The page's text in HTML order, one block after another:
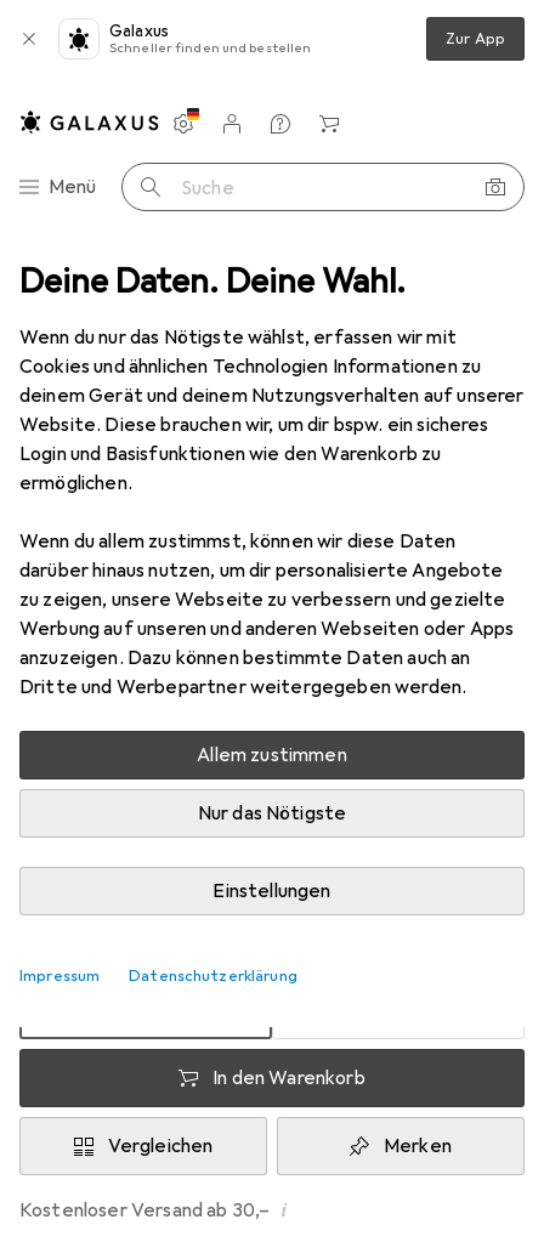
Deine Daten. Deine Wahl.
Wenn du nur das Nötigste wählst, erfassen wir mit
Cookies und ähnlichen Technologien Informationen zu
deinem Gerät und deinem Nutzungsverhalten auf unserer
Website. Diese brauchen wir, um dir bspw. ein sicheres
Login und Basisfunktionen wie den Warenkorb zu
ermöglichen.
Wenn du allem zustimmst, können wir diese Daten
darüber hinaus nutzen, um dir personalisierte Angebote
zu zeigen, unsere Webseite zu verbessern und gezielte
Werbung auf unseren und anderen Webseiten oder Apps
anzuzeigen. Dazu können bestimmte Daten auch an
Dritte und Werbepartner weitergegeben werden.
Allem zustimmen
Nur das Nötigste
Einstellungen
Impressum Datenschutzerklärung
Galaxus
Schneller finden und bestellen Zur App
Navigation nach Kategorien
Menü Suche
Einstellungen
Kundenkonto
Vergleichslisten
Merklisten
Warenkorb
Schreibwaren Schreibstifte Online Füllhalter College Blue M
5 Bilder
MENGENRABATT
Online Füllhalter College Blue M
Preis in EUR inkl. MwSt.
EUR
15,78
5
Bewertungen
Nur 2 Stück an Lager beim Lieferanten
Benachrichtigen, wenn schneller verfügbar
Lieferort angeben für genaue Lieferzeit
EUR
15,78pro Stück
EUR
14,73
In den Warenkorb
Vergleichen Merken
Kostenloser Versand ab 30,– i